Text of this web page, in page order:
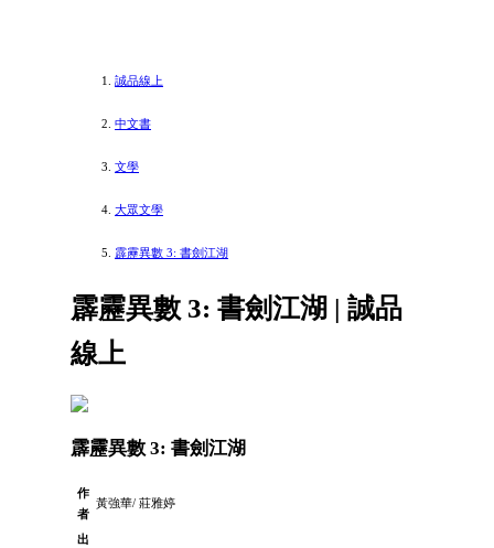
誠品線上
中文書
文學
大眾文學
霹靂異數 3: 書劍江湖
霹靂異數 3: 書劍江湖 | 誠品
線上
霹靂異數 3: 書劍江湖
作
者
黃強華/ 莊雅婷
出